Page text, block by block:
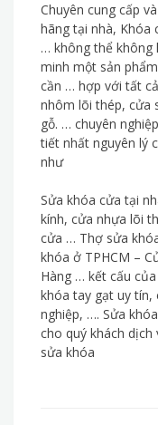
Chuyên cung cấp
hãng tại nhà, Khóa
… không thể không
minh một sản
cần … hợp với tất
nhôm lõi thép, cửa
gỗ. … chuyên
tiết nhất nguyên lý
như
Sửa khóa cửa tại
kính, cửa nhựa lõi
cửa … Thợ sửa
khóa ở TPHCM –
Hàng … kết cấu
khóa tay gạt uy tín,
nghiệp, …. Sửa
cho quý khách dịch
sửa khóa